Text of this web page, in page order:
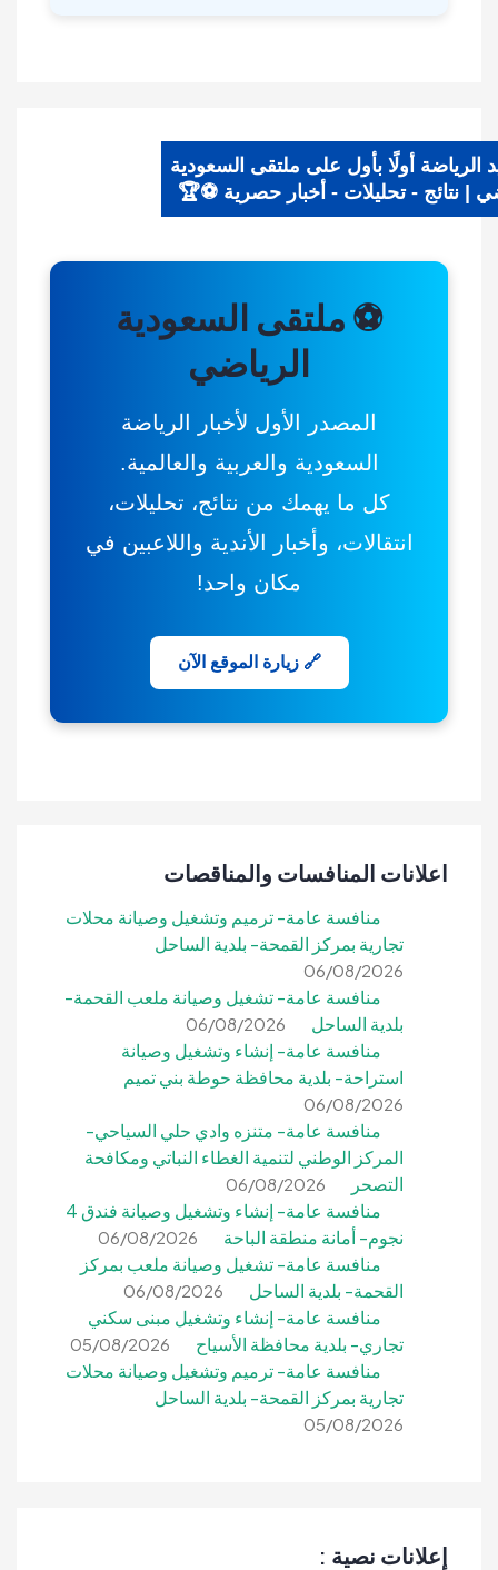
الرياضة أولًا بأول على ملتقى السعودية
| نتائج - تحليلات - أخبار حصرية ⚽🏆
⚽ ملتقى السعودية
الرياضي
المصدر الأول لأخبار الرياضة
السعودية والعربية والعالمية.
كل ما يهمك من نتائج، تحليلات،
انتقالات، وأخبار الأندية واللاعبين في
مكان واحد!
🔗 زيارة الموقع الآن
اعلانات المنافسات والمناقصات
منافسة عامة- ترميم وتشغيل وصيانة محلات
تجارية بمركز القمحة- بلدية الساحل
06/08/2026
منافسة عامة- تشغيل وصيانة ملعب القحمة-
بلدية الساحل
06/08/2026
منافسة عامة- إنشاء وتشغيل وصيانة
استراحة- بلدية محافظة حوطة بني تميم
06/08/2026
منافسة عامة- متنزه وادي حلي السياحي-
المركز الوطني لتنمية الغطاء النباتي ومكافحة
التصحر
06/08/2026
منافسة عامة- إنشاء وتشغيل وصيانة فندق 4
نجوم- أمانة منطقة الباحة
06/08/2026
منافسة عامة- تشغيل وصيانة ملعب بمركز
القحمة- بلدية الساحل
06/08/2026
منافسة عامة- إنشاء وتشغيل مبنى سكني
تجاري- بلدية محافظة الأسياح
05/08/2026
منافسة عامة- ترميم وتشغيل وصيانة محلات
تجارية بمركز القمحة- بلدية الساحل
05/08/2026
إعلانات نصية :